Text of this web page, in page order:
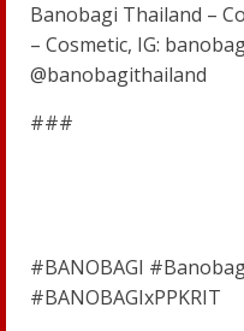
Banobagi Thailand –
– Cosmetic, IG:
@banobagithailand
###
#BANOBAGI
#BANOBAGIxPPKRIT